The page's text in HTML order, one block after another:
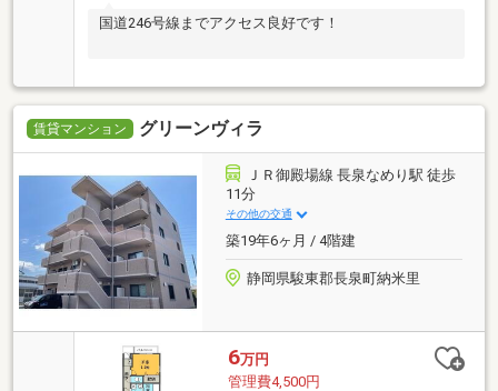
国道246号線までアクセス良好です！
賃貸マンション グリーンヴィラ
ＪＲ御殿場線 長泉なめり駅 徒歩
11分
その他の交通
築19年6ヶ月 / 4階建
静岡県駿東郡長泉町納米里
6万円
管理費4,500円